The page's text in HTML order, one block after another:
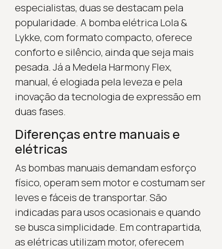
especialistas, duas se destacam pela
popularidade. A bomba elétrica Lola &
Lykke, com formato compacto, oferece
conforto e silêncio, ainda que seja mais
pesada. Já a Medela Harmony Flex,
manual, é elogiada pela leveza e pela
inovação da tecnologia de expressão em
duas fases.
Diferenças entre manuais e
elétricas
As bombas manuais demandam esforço
físico, operam sem motor e costumam ser
leves e fáceis de transportar. São
indicadas para usos ocasionais e quando
se busca simplicidade. Em contrapartida,
as elétricas utilizam motor, oferecem